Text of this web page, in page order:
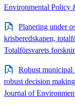
Environmental Policy
Planering under
krisberedskapen,
Totalförsvarets
Robust
robust decision
Journal of